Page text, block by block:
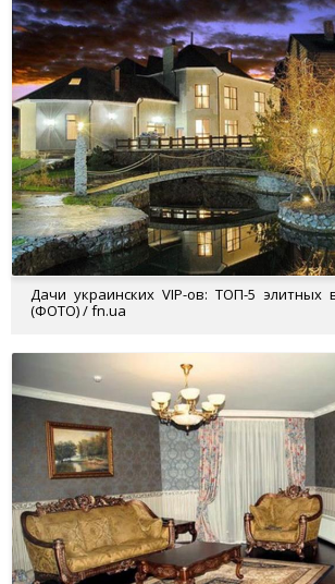
Дачи украинских VIP-ов: ТОП-5 элитных
(ФОТО) / fn.ua